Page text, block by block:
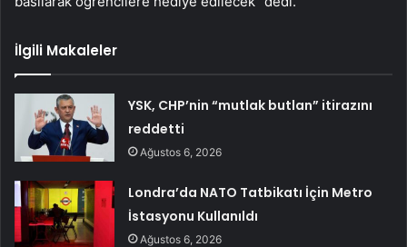
İlgili Makaleler
YSK, CHP’nin “mutlak butlan” itirazını
reddetti
Ağustos 6, 2026
Londra’da NATO Tatbikatı İçin Metro
İstasyonu Kullanıldı
Ağustos 6, 2026